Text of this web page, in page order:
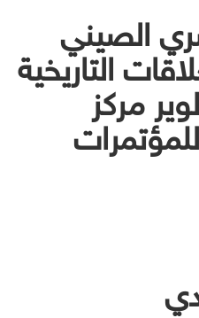
الصيني
التاريخية
مركز